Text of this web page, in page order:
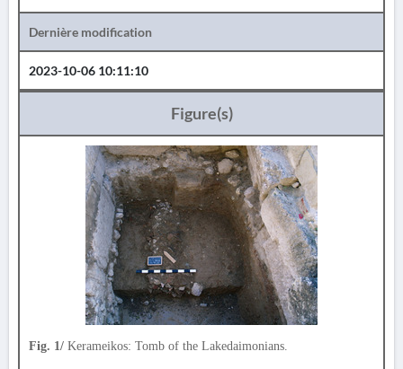
Dernière modification
2023-10-06 10:11:10
Figure(s)
Fig. 1/ Kerameikos: Tomb of the Lakedaimonians.